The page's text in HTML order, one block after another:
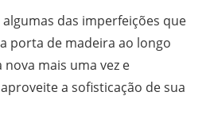
das imperfeições que
porta de madeira ao longo
mais uma vez e
a sofisticação de sua